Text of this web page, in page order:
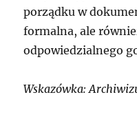
porządku w
formalna, ale
odpowiedzialnego
Wskazówka: